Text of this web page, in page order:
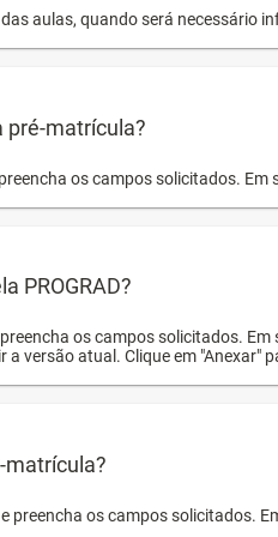
aulas, quando será necessário
pré-matrícula?
os campos solicitados.
PROGRAD?
os campos solicitados.
versão atual. Clique em "Anexar"
matrícula?
preencha os campos solicitados.